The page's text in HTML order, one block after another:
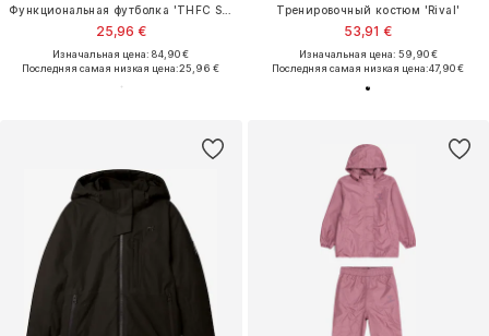
Функциональная футболка 'THFC STAD HM'
25,96 €
Изначальная цена: 84,90 €
Последняя самая низкая цена:25,96 €
Тренировочный костюм 'Rival'
53,91 €
Изначальная цена: 59,90 €
Последняя самая низкая цена:47,90 €